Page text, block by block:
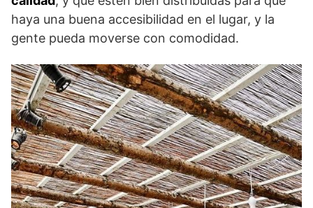
haya una buena accesibilidad en el lugar, y la
gente pueda moverse con comodidad.